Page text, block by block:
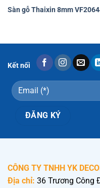
Sàn gỗ Thaixin 8mm
Kết nối
CÔNG TY TNHH YK
Địa chỉ: 36 Trương Công